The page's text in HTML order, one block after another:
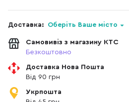
Доставка: Оберіть Ваше місто
Самовивіз з магазину КТС
Безкоштовно
Доставка Нова Пошта
Від 90 грн
Укрпошта